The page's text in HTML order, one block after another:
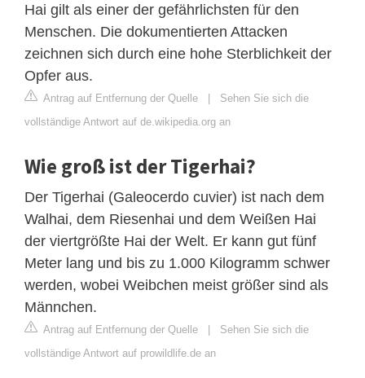
Hai gilt als einer der gefährlichsten für den
Menschen. Die dokumentierten Attacken
zeichnen sich durch eine hohe Sterblichkeit der
Opfer aus.
Antrag auf Entfernung der Quelle | Sehen Sie sich die
vollständige Antwort auf de.wikipedia.org an
Wie groß ist der Tigerhai?
Der Tigerhai (Galeocerdo cuvier) ist nach dem
Walhai, dem Riesenhai und dem Weißen Hai
der viertgrößte Hai der Welt. Er kann gut fünf
Meter lang und bis zu 1.000 Kilogramm schwer
werden, wobei Weibchen meist größer sind als
Männchen.
Antrag auf Entfernung der Quelle | Sehen Sie sich die
vollständige Antwort auf prowildlife.de an